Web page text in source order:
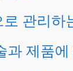
관리하
과 제품